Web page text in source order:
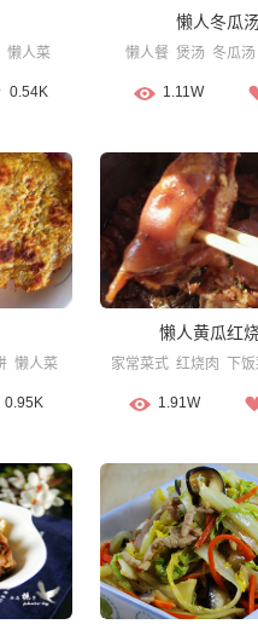
懒人菜
0.54K
懒人冬瓜
懒人餐 煲汤 冬瓜汤
1.11W
懒人菜
0.95K
懒人黄瓜红
家常菜式 红烧肉 下
1.91W